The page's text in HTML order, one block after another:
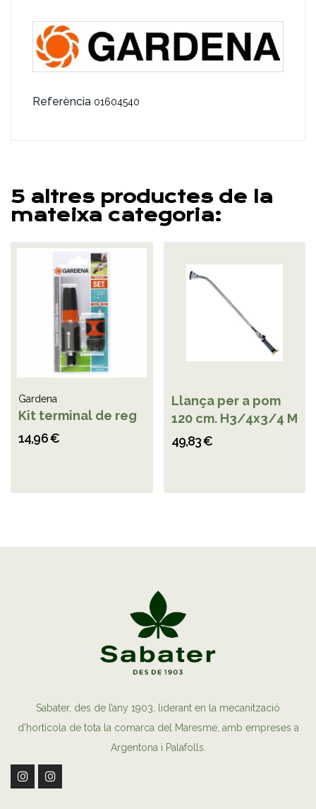
Referència 01604540
5 altres productes de la
mateixa categoria:
Gardena
Kit terminal de reg
14,96 €
Llança per a pom
120 cm. H3/4x3/4 M
49,83 €
Sabater, des de l’any 1903, liderant en la mecanització
d’hortícola de tota la comarca del Maresme, amb empreses a
Argentona i Palafolls.